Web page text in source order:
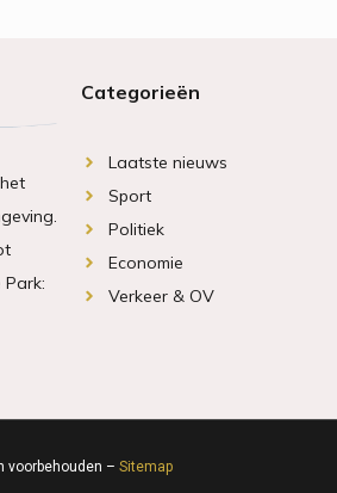
Park:
Categorieën
Laatste nieuws
Sport
Politiek
Economie
Verkeer & OV
voorbehouden – Sitemap